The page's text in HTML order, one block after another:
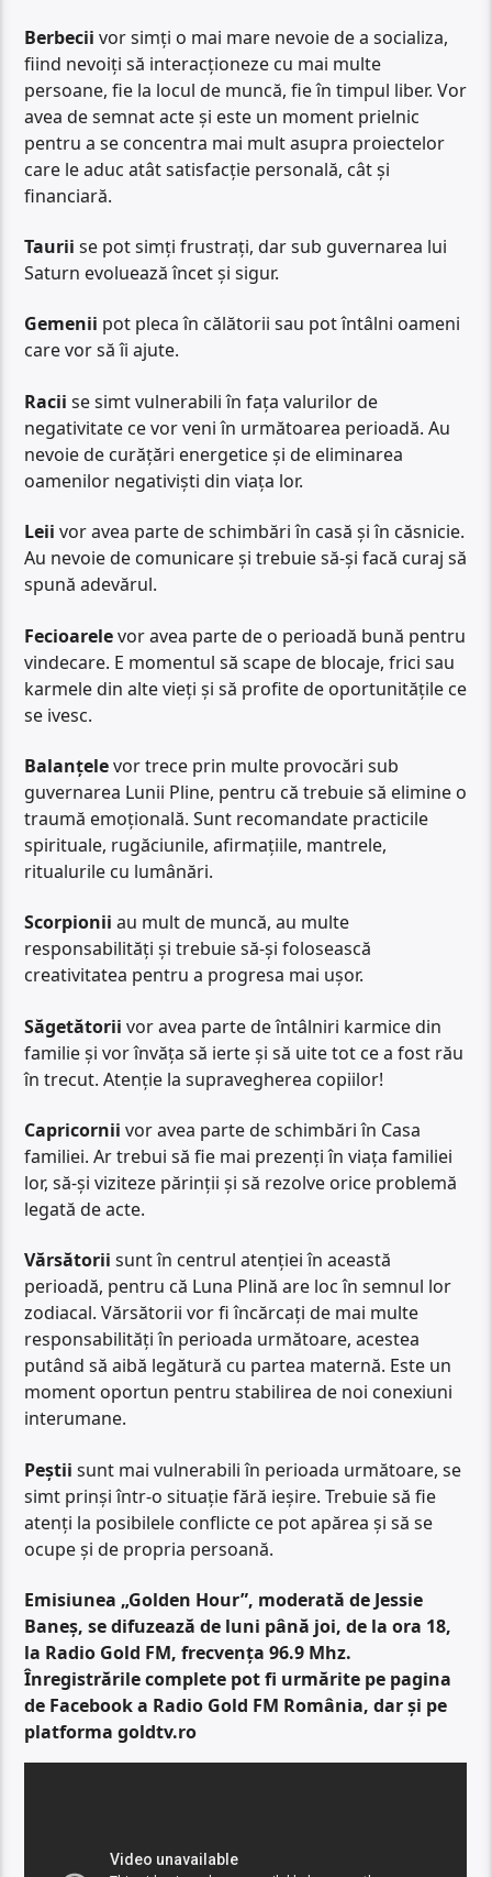
Berbecii vor simți o mai mare nevoie de a socializa,
fiind nevoiți să interacționeze cu mai multe
persoane, fie la locul de muncă, fie în timpul liber. Vor
avea de semnat acte și este un moment prielnic
pentru a se concentra mai mult asupra proiectelor
care le aduc atât satisfacție personală, cât și
financiară.
Taurii se pot simți frustrați, dar sub guvernarea lui
Saturn evoluează încet și sigur.
Gemenii pot pleca în călătorii sau pot întâlni oameni
care vor să îi ajute.
Racii se simt vulnerabili în fața valurilor de
negativitate ce vor veni în următoarea perioadă. Au
nevoie de curățări energetice și de eliminarea
oamenilor negativiști din viața lor.
Leii vor avea parte de schimbări în casă și în căsnicie.
Au nevoie de comunicare și trebuie să-și facă curaj să
spună adevărul.
Fecioarelevor avea parte de o perioadă bună pentru
vindecare. E momentul să scape de blocaje, frici sau
karmele din alte vieți și să profite de oportunitățile ce
se ivesc.
Balanțelevor trece prin multe provocări sub
guvernarea Lunii Pline, pentru că trebuie să elimine o
traumă emoțională. Sunt recomandate practicile
spirituale, rugăciunile, afirmațiile, mantrele,
ritualurile cu lumânări.
Scorpionii au mult de muncă, au multe
responsabilități și trebuie să-și folosească
creativitatea pentru a progresa mai ușor.
Săgetătorii vor avea parte de întâlniri karmice din
familie și vor învăța să ierte și să uite tot ce a fost rău
în trecut. Atenție la supravegherea copiilor!
Capricornii vor avea parte de schimbări în Casa
familiei. Ar trebui să fie mai prezenți în viața familiei
lor, să-și viziteze părinții și să rezolve orice problemă
legată de acte.
Vărsătorii sunt în centrul atenției în această
perioadă, pentru că Luna Plină are loc în semnul lor
zodiacal. Vărsătorii vor fi încărcați de mai multe
responsabilități în perioada următoare, acestea
putând să aibă legătură cu partea maternă. Este un
moment oportun pentru stabilirea de noi conexiuni
interumane.
Peștii sunt mai vulnerabili în perioada următoare, se
simt prinși într-o situație fără ieșire. Trebuie să fie
atenți la posibilele conflicte ce pot apărea și să se
ocupe și de propria persoană.
Emisiunea „Golden Hour”, moderată de Jessie
Baneș, se difuzează de luni până joi, de la ora 18,
la Radio Gold FM, frecvența 96.9 Mhz.
Înregistrările complete pot fi urmărite pe pagina
de Facebook a Radio Gold FM România, dar și pe
platforma goldtv.ro